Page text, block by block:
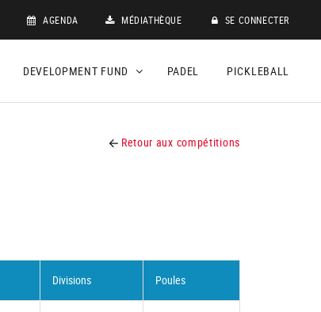
AGENDA MÉDIATHÈQUE SE CONNECTER
DEVELOPMENT FUND PADEL PICKLEBALL
Retour aux compétitions
Divisions Poules